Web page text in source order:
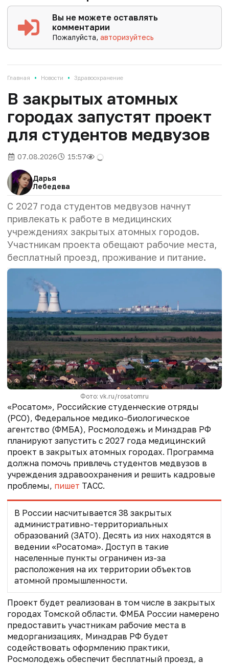
Вы не можете оставлять
комментарии
Пожалуйста,авторизуйтесь
Главная • Новости • Здравоохранение
В закрытых атомных
городах запустят проект
для студентов медвузов
07.08.2026 15:57
Дарья
Лебедева
С 2027 года студентов медвузов начнут
привлекать к работе в медицинских
учреждениях закрытых атомных городов.
Участникам проекта обещают рабочие места,
бесплатный проезд, проживание и питание.
Фото: vk.ru/rosatomru
«Росатом», Российские студенческие отряды
(РСО), Федеральное медико-биологическое
агентство (ФМБА), Росмолодежь и Минздрав РФ
планируют запустить с 2027 года медицинский
проект в закрытых атомных городах. Программа
должна помочь привлечь студентов медвузов в
учреждения здравоохранения и решить кадровые
проблемы, пишет ТАСС.
В России насчитывается 38 закрытых
административно-территориальных
образований (ЗАТО). Десять из них находятся в
ведении «Росатома». Доступ в такие
населенные пункты ограничен из-за
расположения на их территории объектов
атомной промышленности.
Проект будет реализован в том числе в закрытых
городах Томской области. ФМБА России намерено
предоставить участникам рабочие места в
медорганизациях, Минздрав РФ будет
содействовать оформлению практики,
Росмолодежь обеспечит бесплатный проезд, а